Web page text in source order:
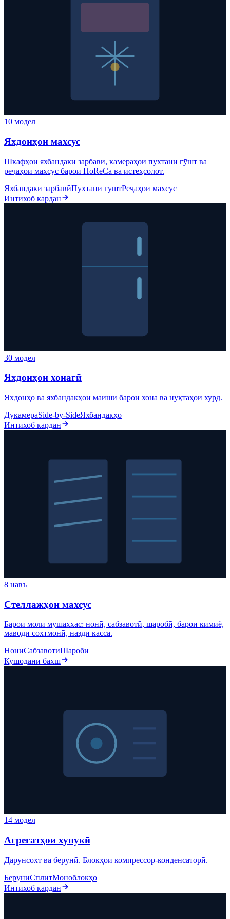
10 модел
Яхдонҳои махсус
Шкафҳои яхбандаки зарбавӣ, камераҳои пухтани гӯшт ва
реҷаҳои махсус барои HoReCa ва истеҳсолот.
Яхбандаки зарбавӣПухтани гӯштРеҷаҳои махсус
Интихоб кардан
30 модел
Яхдонҳои хонагӣ
Яхдонҳо ва яхбандакҳои маишӣ барои хона ва нуқтаҳои хурд.
ДукамераSide-by-SideЯхбандакҳо
Интихоб кардан
8 навъ
Стеллажҳои махсус
Барои моли мушаххас: нонӣ, сабзавотӣ, шаробӣ, барои кимиё,
маводи сохтмонӣ, назди касса.
НонӣСабзавотӣШаробӣ
Кушодани бахш
14 модел
Агрегатҳои хунукӣ
Дарунсохт ва берунӣ. Блокҳои компрессор-конденсаторӣ.
БерунӣСплитМоноблокҳо
Интихоб кардан